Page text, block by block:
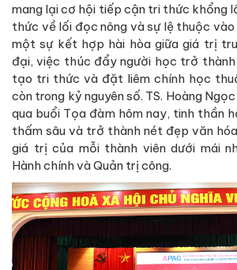
mang lại cơ hội tiếp cận tri thức khổng
thức về lối đọc nông và sự lệ thuộc
một sự kết hợp hài hòa giữa giá trị
đại, việc thúc đẩy người học trở
tạo tri thức và đặt liêm chính học
còn trong kỷ nguyên số. TS. Hoàng
qua buổi Tọa đàm hôm nay, tinh thần
thấm sâu và trở thành nét đẹp văn
giá trị của mỗi thành viên dưới mái
Hành chính và Quản trị công.